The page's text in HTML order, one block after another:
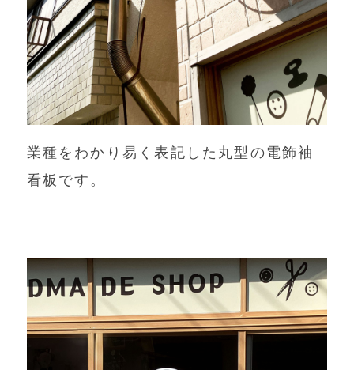
業種をわかり易く表記した丸型の電飾袖
看板です。